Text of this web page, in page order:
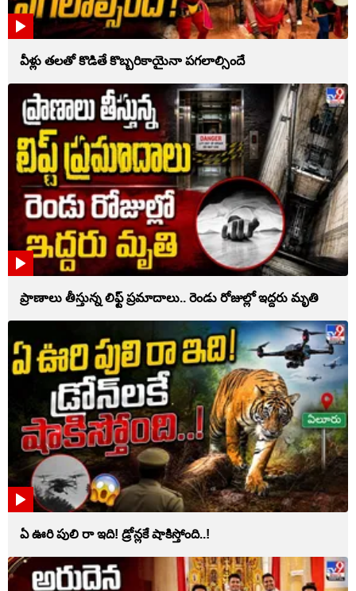
వీళ్లు తలతో కొడితే కొబ్బరికాయైనా పగలాల్సిందే
ప్రాణాలు తీస్తున్న లిఫ్ట్‌ ప్రమాదాలు.. రెండు రోజుల్లో ఇద్దరు మృతి
ఏ ఊరి పులి రా ఇది! డ్రోన్లకే షాకిస్తోంది..!